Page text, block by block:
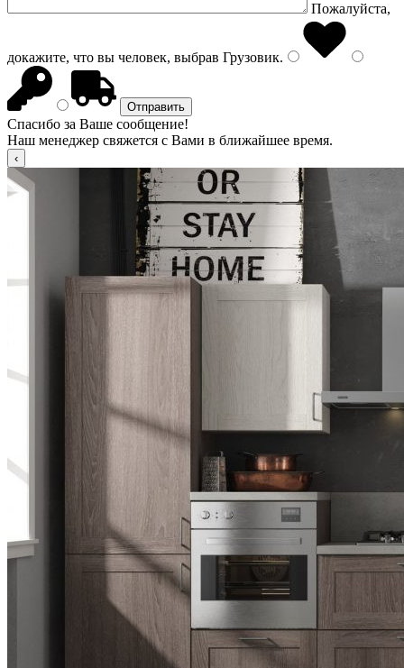
Пожалуйста,
докажите, что вы человек, выбрав Грузовик.
Спасибо за Ваше сообщение!
Наш менеджер свяжется с Вами в ближайшее время.